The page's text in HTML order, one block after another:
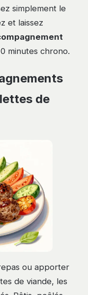
simplement le
et laissez
minutes chrono.
de
ou apporter
de viande, les